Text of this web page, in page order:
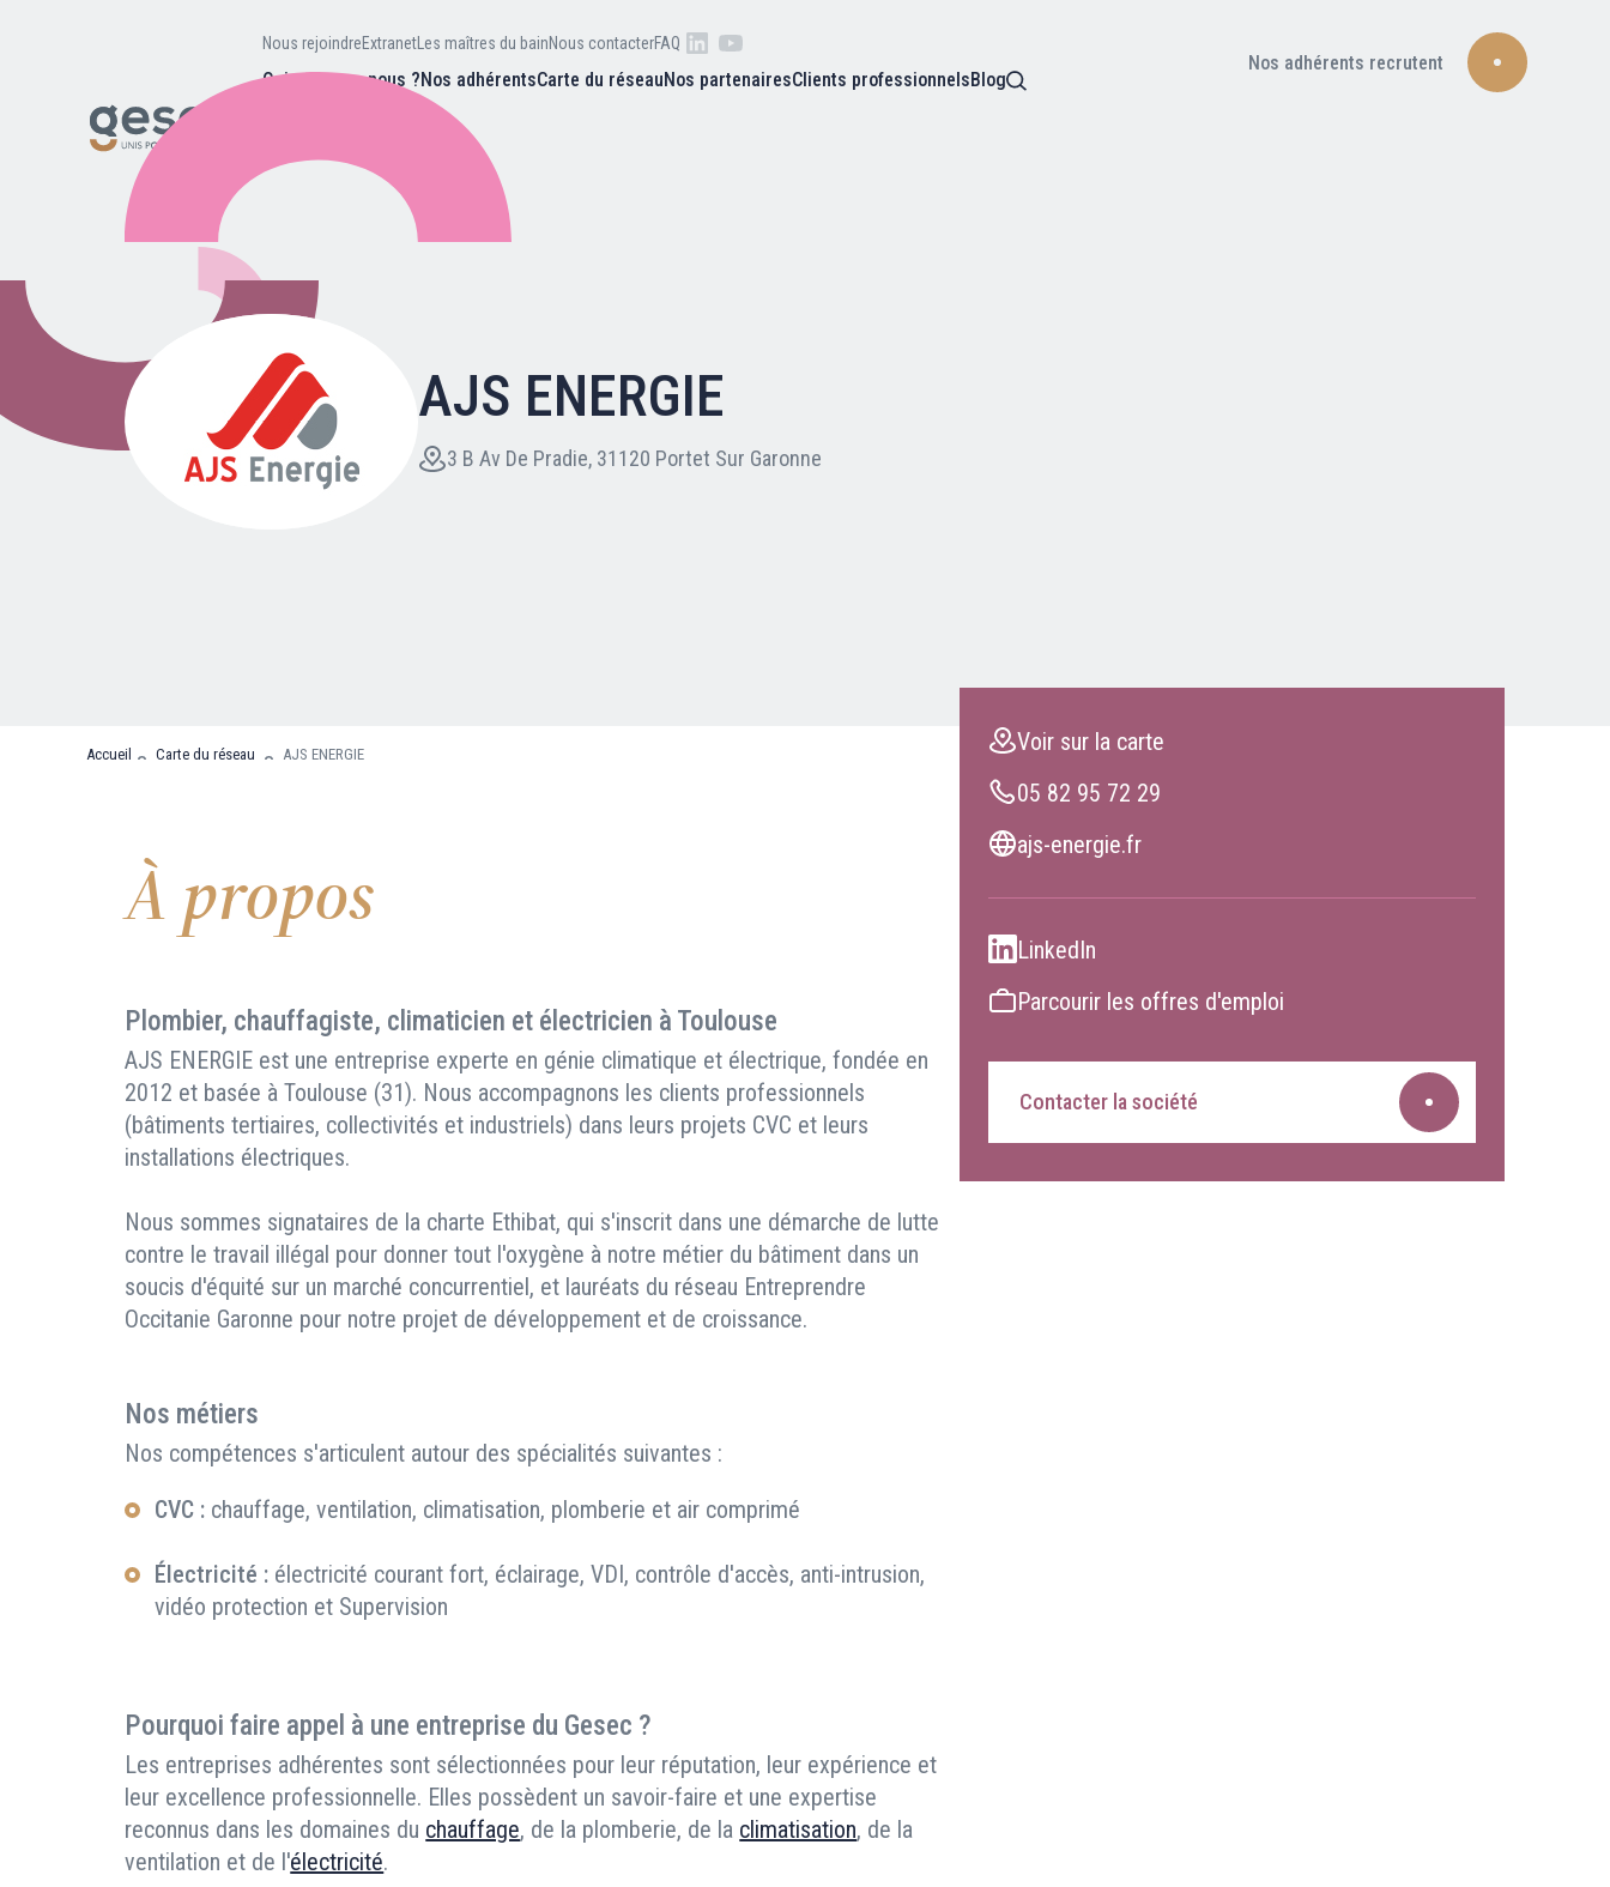
Nous rejoindreExtranet Les maîtres du bainNous contacterFAQ
Qui sommes-nous ?
Nos missions
Valeurs et raison
Nos adhérentsCarte du réseauNos partenairesClients professionnelsBlog
Nos adhérents recrutent
Carte du réseau
Nous rejoindre
Extranet
Les maîtres du bain
Recherche
AJS ENERGIE
3 B Av De Pradie, 31120 Portet Sur Garonne
Accueil Carte du réseau AJS ENERGIE
Voir sur la carte
05 82 95 72 29
ajs-energie.fr
LinkedIn
Parcourir les offres d'emploi
Contacter la société
À propos
Plombier, chauffagiste, climaticien et électricien à Toulouse
AJS ENERGIE est une entreprise experte en génie climatique et électrique, fondée en
2012 et basée à Toulouse (31). Nous accompagnons les clients professionnels
(bâtiments tertiaires, collectivités et industriels) dans leurs projets CVC et leurs
installations électriques.
Nous sommes signataires de la charte Ethibat, qui s'inscrit dans une démarche de lutte
contre le travail illégal pour donner tout l'oxygène à notre métier du bâtiment dans un
soucis d'équité sur un marché concurrentiel, et lauréats du réseau Entreprendre
Occitanie Garonne pour notre projet de développement et de croissance.
Nos métiers
Nos compétences s'articulent autour des spécialités suivantes :
CVC : chauffage, ventilation, climatisation, plomberie et air comprimé
Électricité : électricité courant fort, éclairage, VDI, contrôle d'accès, anti-intrusion,
vidéo protection et Supervision
Pourquoi faire appel à une entreprise du Gesec ?
Les entreprises adhérentes sont sélectionnées pour leur réputation, leur expérience et
leur excellence professionnelle. Elles possèdent un savoir-faire et une expertise
reconnus dans les domaines du chauffage, de la plomberie, de la climatisation, de la
ventilation et de l'électricité.